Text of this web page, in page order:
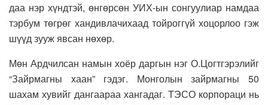
даа нэр хүндтэй, өнгөрсөн УИХ-ын сонгуулиар намдаа
тэрбум төгрөг хандивлачихаад тойроггүй хоцорлоо гэж
шүүд зууж явсан нөхөр.
Мөн Ардчилсан намын хоёр даргын нэг О.Цогтгэрэлийг
“Зайрмагны хаан” гэдэг. Монголын зайрмагны 50
шахам хувийг дангаараа хангадаг. ТЭСО корпораци нь